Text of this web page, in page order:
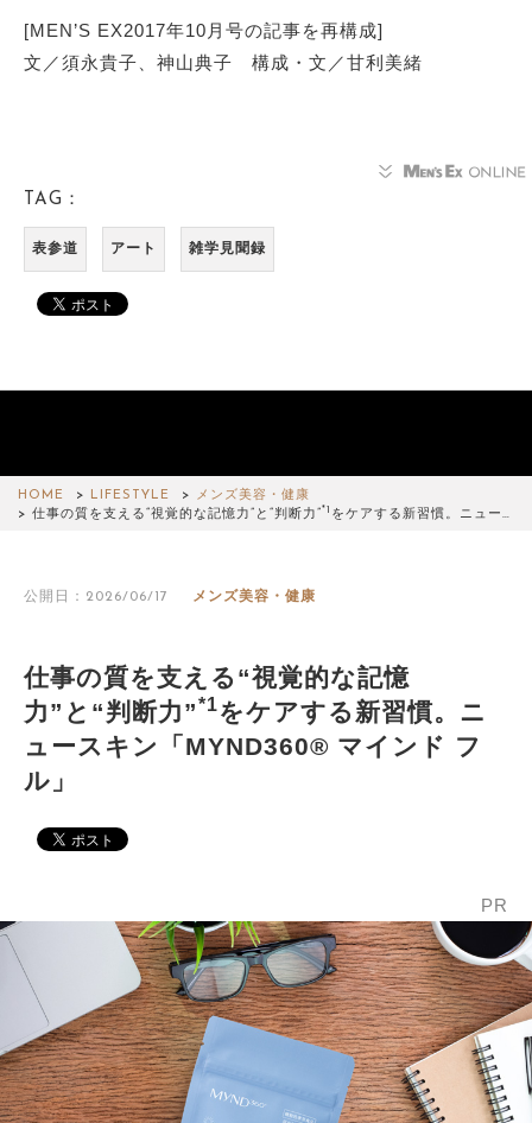
[MEN’S EX2017年10月号の記事を再構成]
文／須永貴子、神山典子 構成・文／甘利美緒
TAG：
表参道 アート 雑学見聞録
HOME LIFESTYLE
メンズ美容・健康
仕事の質を支える“視覚的な記憶力”と“判断力”*1 をケアする新習慣。ニュー…
公開日：2026/06/17 メンズ美容・健康
仕事の質を支える“視覚的な記憶
力”と“判断力”*1をケアする新習慣。ニ
ュースキン「MYND360® マインド フ
ル」
PR